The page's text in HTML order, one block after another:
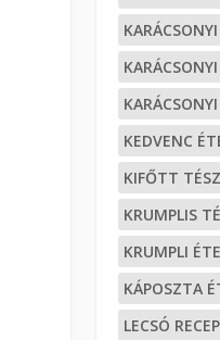
KEDVENC
KIFŐTT
KRUMPLIS
KRUMPLI
KÁPOSZTA
LECSÓ